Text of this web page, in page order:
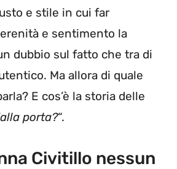
e stile in cui far
e sentimento la
dubbio sul fatto che tra di
Ma allora di quale
E cos’è la storia delle
porta?“.
Civitillo nessun